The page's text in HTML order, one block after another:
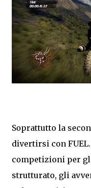
Soprattutto la
divertirsi con
competizioni per
strutturato, gli